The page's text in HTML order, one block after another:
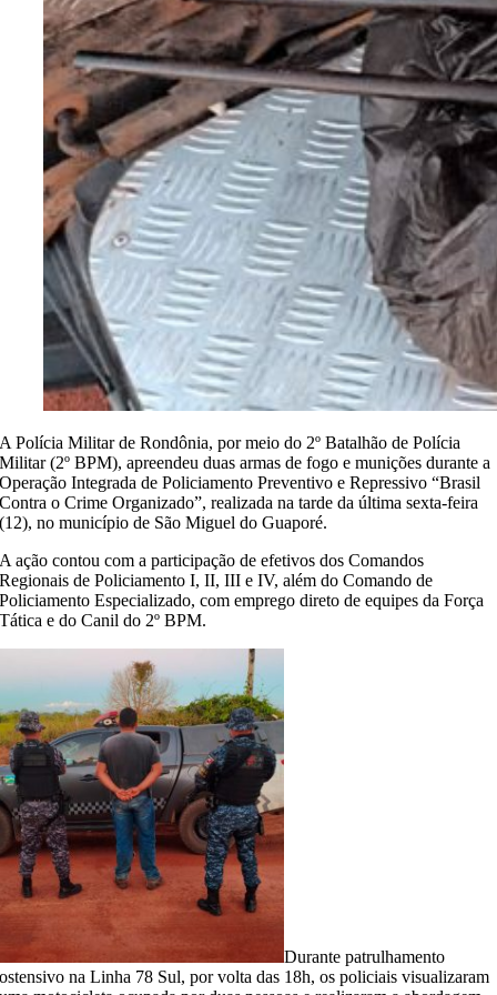
A Polícia Militar de Rondônia, por meio do 2º Batalhão de Polícia
Militar (2º BPM), apreendeu duas armas de fogo e munições durante a
Operação Integrada de Policiamento Preventivo e Repressivo “Brasil
Contra o Crime Organizado”, realizada na tarde da última sexta-feira
(12), no município de São Miguel do Guaporé.
A ação contou com a participação de efetivos dos Comandos
Regionais de Policiamento I, II, III e IV, além do Comando de
Policiamento Especializado, com emprego direto de equipes da Força
Tática e do Canil do 2º BPM.
Durante patrulhamento
ostensivo na Linha 78 Sul, por volta das 18h, os policiais visualizaram